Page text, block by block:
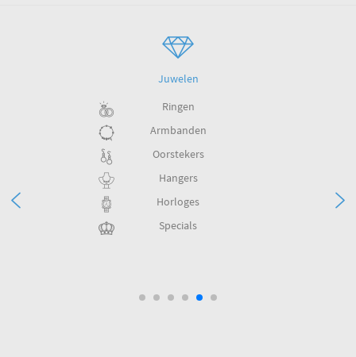
Juwelen
Ringen
Armbanden
Oorstekers
Hangers
Horloges
Specials